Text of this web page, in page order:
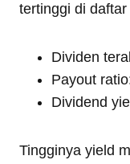
tertinggi di daftar
Dividen
Payout
Dividend
Tingginya yield